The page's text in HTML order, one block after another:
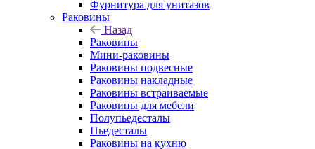
Фурнитура для унитазов
Раковины
Назад
Раковины
Мини-раковины
Раковины подвесные
Раковины накладные
Раковины встраиваемые
Раковины для мебели
Полупьедесталы
Пьедесталы
Раковины на кухню